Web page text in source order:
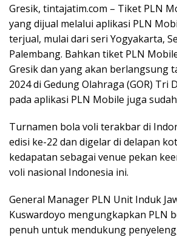
Gresik, tintajatim.com – Tiket PLN
yang dijual melalui aplikasi PLN
terjual, mulai dari seri Yogyakarta,
Palembang. Bahkan tiket PLN
Gresik dan yang akan berlangsung
2024 di Gedung Olahraga (GOR) Tri
pada aplikasi PLN Mobile juga
Turnamen bola voli terakbar di
edisi ke-22 dan digelar di delapan
kedapatan sebagai venue pekan
voli nasional Indonesia ini.
General Manager PLN Unit Induk
Kuswardoyo mengungkapkan PLN
penuh untuk mendukung